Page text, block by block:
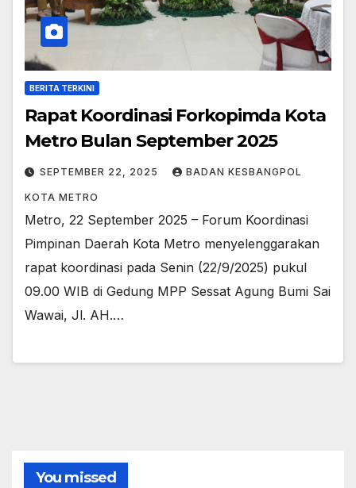
BERITA TERKINI
Rapat Koordinasi Forkopimda Kota
Metro Bulan September 2025
SEPTEMBER 22, 2025 BADAN KESBANGPOL
KOTA METRO
Metro, 22 September 2025 – Forum Koordinasi
Pimpinan Daerah Kota Metro menyelenggarakan
rapat koordinasi pada Senin (22/9/2025) pukul
09.00 WIB di Gedung MPP Sessat Agung Bumi Sai
Wawai, Jl. AH.…
You missed